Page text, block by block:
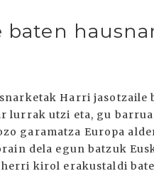
baten
Harri
lurrak utzi eta, gu
garamatza Europa
dela egun batzuk
kirol erakustaldi